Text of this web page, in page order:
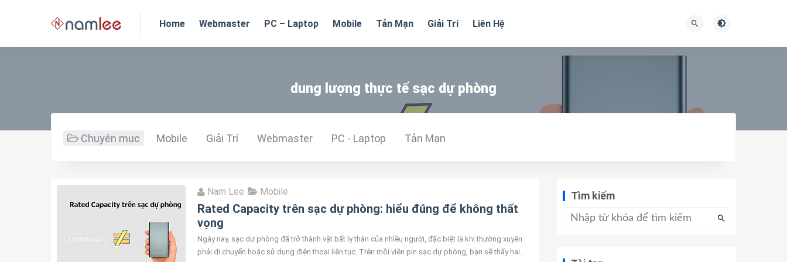
Home Webmaster PC – Laptop Mobile Tản Mạn Giải Trí Liên Hệ
dung lượng thực tế sạc dự phòng
Chuyên mục Mobile Giải Trí Webmaster PC - Laptop Tản Mạn
Nam Lee Mobile
Rated Capacity trên sạc dự phòng: hiểu đúng để không thất
vọng
Ngày nay, sạc dự phòng đã trở thành vật bất ly thân của nhiều người, đặc biệt là khi thường xuyên
phải di chuyển hoặc sử dụng điện thoại liên tục. Trên mỗi viên pin sạc dự phòng, bạn sẽ thấy hai
Tìm kiếm